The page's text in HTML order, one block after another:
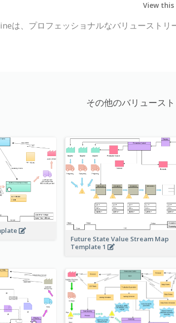
View this
は、プロフェッショナルなバリューストリ
その他のバリュース
Future State Value Stream Map
Template 1